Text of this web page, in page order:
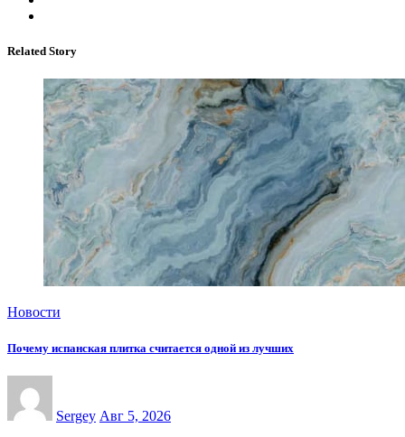
Related Story
Новости
Почему испанская плитка считается одной из лучших
Sergey Авг 5, 2026